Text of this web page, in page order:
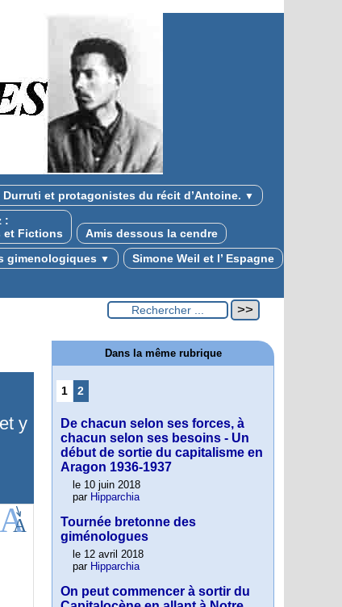
et protagonistes du récit d’Antoine. ▼
:
et Fictions
Amis dessous la cendre
gimenologiques ▼
Simone Weil et l’ Espagne
y
Dans la même rubrique
1 2
De chacun selon ses forces, à
chacun selon ses besoins - Un
début de sortie du capitalisme en
Aragon 1936-1937
le 10 juin 2018
par Hipparchia
Tournée bretonne des
giménologues
le 12 avril 2018
par Hipparchia
On peut commencer à sortir du